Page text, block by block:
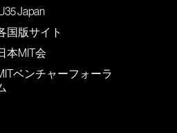
Japan
国版サイト
本MIT会
ベンチャーフォーラ